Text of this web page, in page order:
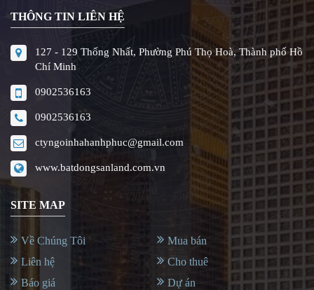
THÔNG TIN LIÊN HỆ
127 - 129 Thống Nhất, Phường Phú Thọ Hoà, Thành phố Hồ
Chí Minh
0902536163
0902536163
ctyngoinhahanhphuc@gmail.com
www.batdongsanland.com.vn
SITE MAP
Về Chúng Tôi
Liên hệ
Báo giá
Mua bán
Cho thuê
Dự án